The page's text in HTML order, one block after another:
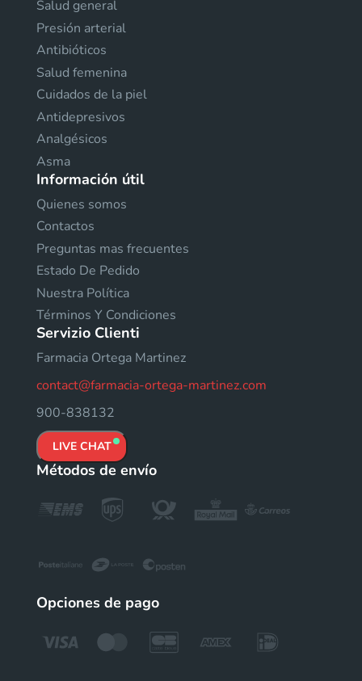
Salud general
Presión arterial
Antibióticos
Salud femenina
Cuidados de la piel
Antidepresivos
Analgésicos
Asma
Información útil
Quienes somos
Contactos
Preguntas mas frecuentes
Estado De Pedido
Nuestra Política
Términos Y Condiciones
Servizio Clienti
Farmacia Ortega Martinez
contact@farmacia-ortega-martinez.com
900-838132
LIVE CHAT
Métodos de envío
Opciones de pago